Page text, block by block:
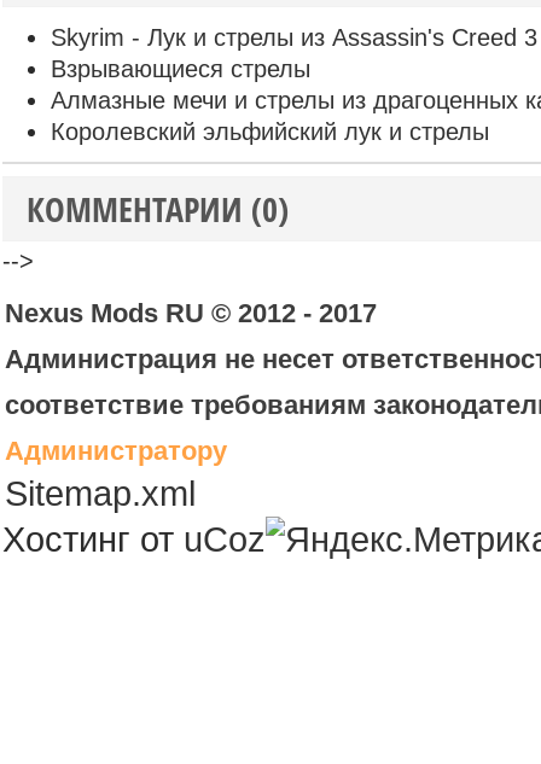
Skyrim - Лук и стрелы из Assassin's Creed 3
Взрывающиеся стрелы
Алмазные мечи и стрелы из драгоценных
Королевский эльфийский лук и стрелы
КОММЕНТАРИИ (0)
-->
Nexus Mods RU © 2012 - 2017
Администрация не несет
соответствие требованиям
Администратору
Sitemap.xml
Хостинг от uCoz